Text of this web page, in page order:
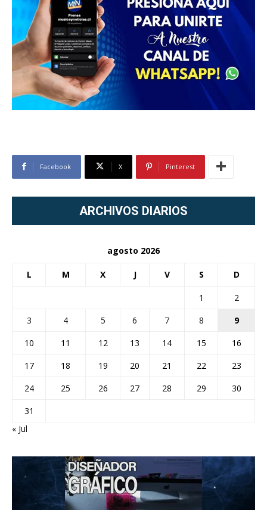
Facebook X Pinterest
ARCHIVOS DIARIOS
agosto 2026
L M X J V S D
1
2
3
4 5 6 7 8
9
10
11 12 13 14 15
16
17
18 19 20 21 22
23
24
25 26 27 28 29
30
31
« Jul